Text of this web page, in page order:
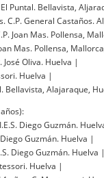
Puntal. Bellavista,
C.P. General Castaños.
Joan Mas. Pollensa,
Mas. Pollensa,
Oliva. Huelva |
Huelva |
Bellavista, Alajaraque,
Diego Guzmán.
Guzmán. Huelva |
Diego Guzmán. Huelva |
Huelva |